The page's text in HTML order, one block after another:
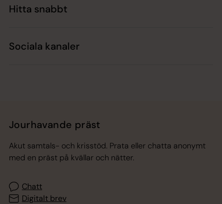
Hitta snabbt
Sociala kanaler
Jourhavande präst
Akut samtals- och krisstöd. Prata eller chatta anonymt
med en präst på kvällar och nätter.
Chatt
Digitalt brev